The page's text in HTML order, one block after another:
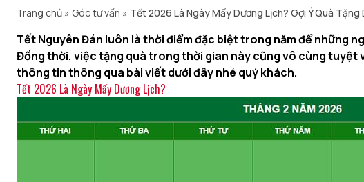
Trang chủ » Góc tư vấn » Tết 2026 Là Ngày Mấy Dương Lịch? Gợi Ý Quà Tặng
Tết Nguyên Đán luôn là thời điểm đặc biệt trong năm để những
Đồng thời, việc tặng quà trong thời gian này cũng vô cùng tuyệt
thông tin thông qua bài viết dưới đây nhé quý khách.
Tết 2026 Là Ngày Mấy Dương Lịch?